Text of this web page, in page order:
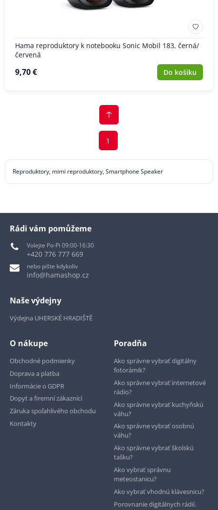
Hama reproduktory k notebooku Sonic Mobil 183, černá/
červená
9,70 € Do košíku
1
Reproduktory, mimi reproduktory, Smartphone Speaker
Rádi vám pomůžeme
Volejte Po-Pi 09:00-16:30
+420 776 777 669
nebo pište kdykoliv
info@hamashop.cz
Naše výdejny
Výdejna UHERSKÉ HRADIŠTĚ
O nákupe
Obchodné podmienky
Doprava a platba
Informácie o GDPR
Dopyt a firemní zákazníci
Záruka spoľahlivého obchodu
Kontakty
Poradňa
Ako správne vybrať digitálny
fotorámik?
Ako správne vybrať internetové
rádio?
Ako správne vybrať kuchyňskú
váhu?
Ako správne vybrať osobnú
váhu?
Ako správne vybrať školskú
tašku?
Ako vybrať správnu
meteostanicu?
Ako vybrať vhodnú klávesnicu?
Porovnanie digitálnych rádií.